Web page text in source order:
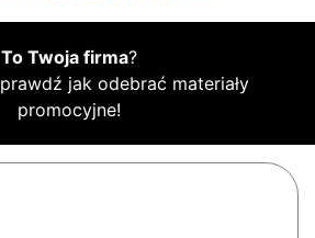
To Twoja firma?
jak odebrać materiały
promocyjne!